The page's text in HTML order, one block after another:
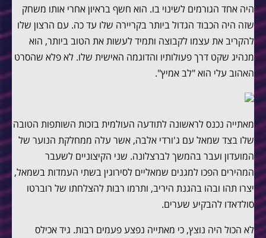
היה אחד הגורמים לשינוי בו. הוא חשף בראיון אחרי אותו משחק
שזה היה הכבוד הגדול ביותר בקריירה שלו עד כה. עם הרצון שלו
להקריב את עצמו לקבוצה ותמיד לעשות את הטוב ביותר, הוא
מנהיג שקט דרך פעולותיו והדוגמה האישית שלו. לא פלא שהסרט
האהוב עלי הוא "לב אמיץ".
מאתייה נכנס לראשונה לתודעה העולמית בזכות השותפות הטובה
שלו בצד שמאל עם ג'ורדי אלבה, אשר עלה ממחלקת הנוער של
המועדון ועבר בהמשך לברצלונה. שני הקיצוניים לשעבר
המהירים הפכו למגנים שמאליים לסירוגין בשתי העמדות בשמאל,
יצרו תהו ובהו בהגנת היריב, ותרמו רבות להצלחתו של רוברטו
סולדאדו להבקיע שערים.
לא הכול היה נוצץ, כי מאתייה נפצע פעמים רבות. גיד אכילס